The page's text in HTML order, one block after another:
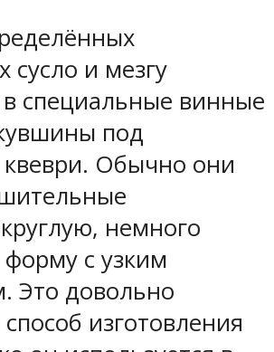
сусло и мезгу
специальные винные
под
Обычно они
немного
с узким
Это довольно
изготовления